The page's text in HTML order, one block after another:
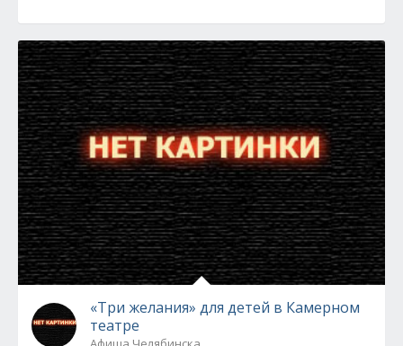
«Три желания» для детей в Камерном
театре